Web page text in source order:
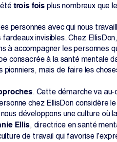
trois fois plus nombreux que
personnes avec qui nous
invisibles. Chez
à accompagner les personnes
consacrée à la santé mentale
pionniers, mais de faire les
. Cette démarche va au-
chez EllisDon considère
développons une culture où
Ellis, directrice en santé
de travail qui favorise